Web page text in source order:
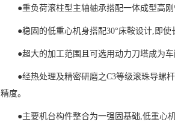
●重负荷滚柱型主轴轴承搭配一体成型高
●稳固的低重心机身搭配30°床鞍设计,即使
●超大的加工范围且可选用动力刀塔成为车
●经热处理及精密研磨之C3等级滚珠导螺
精度。
●主要机台构件整合为一强固基础,低重心